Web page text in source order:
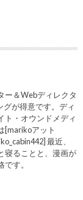
ー＆Webディレクタ
グが得意です。ディ
ト・オウンドメディ
[marikoアット
最近、
寝ることと、漫画が
す。